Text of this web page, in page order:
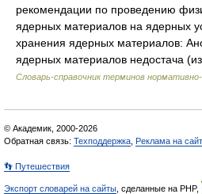
рекомендации по проведению
ядерных материалов на ядерных
хранения ядерных материалов:
ядерных материалов недостача
Словарь-справочник терминов
© Академик, 2000-2026
Обратная связь: Техподдержка Реклама на
👣 Путешествия
Экспорт словарей на сайты , сделанные на PHP,